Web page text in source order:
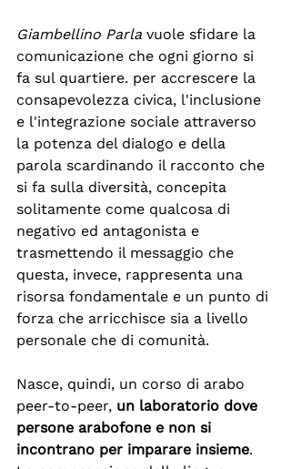
Giambellino Parla vuole sfidare la
comunicazione che ogni giorno si
fa sul quartiere. per accrescere la
consapevolezza civica, l'inclusione
e l'integrazione sociale attraverso
la potenza del dialogo e della
parola scardinando il racconto che
si fa sulla diversità, concepita
solitamente come qualcosa di
negativo ed antagonista e
trasmettendo il messaggio che
questa, invece, rappresenta una
risorsa fondamentale e un punto di
forza che arricchisce sia a livello
personale che di comunità.
Nasce, quindi, un corso di arabo
peer-to-peer, un laboratorio dove
persone arabofone e non si
incontrano per imparare insieme.